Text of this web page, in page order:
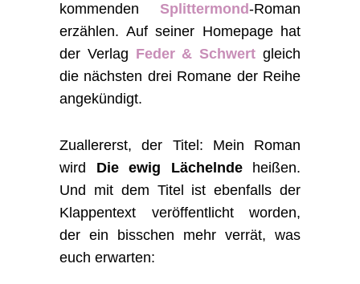
kommenden Splittermond-Roman
erzählen. Auf seiner Homepage hat
der Verlag Feder & Schwertgleich
die nächsten drei Romane der Reihe
angekündigt.
Zuallererst, der Titel: Mein Roman
wird Die ewig Lächelndeheißen.
Und mit dem Titel ist ebenfalls der
Klappentext veröffentlicht worden,
der ein bisschen mehr verrät, was
euch erwarten: